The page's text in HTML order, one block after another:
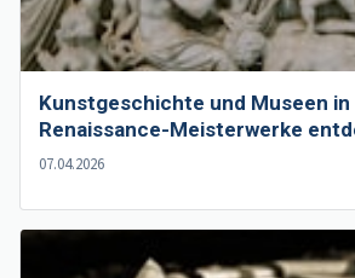
Kunstgeschichte und Museen in
Renaissance-Meisterwerke
07.04.2026